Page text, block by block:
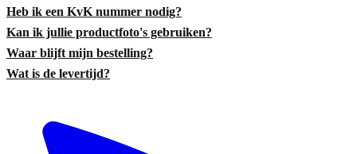
Heb ik een KvK nummer nodig?
Kan ik jullie productfoto's gebruiken?
Waar blijft mijn bestelling?
Wat is de levertijd?